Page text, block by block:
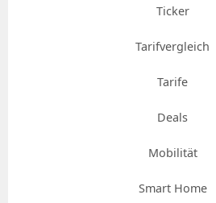
Ticker
Tarifvergleich
Tarife
Deals
Mobilität
Smart Home